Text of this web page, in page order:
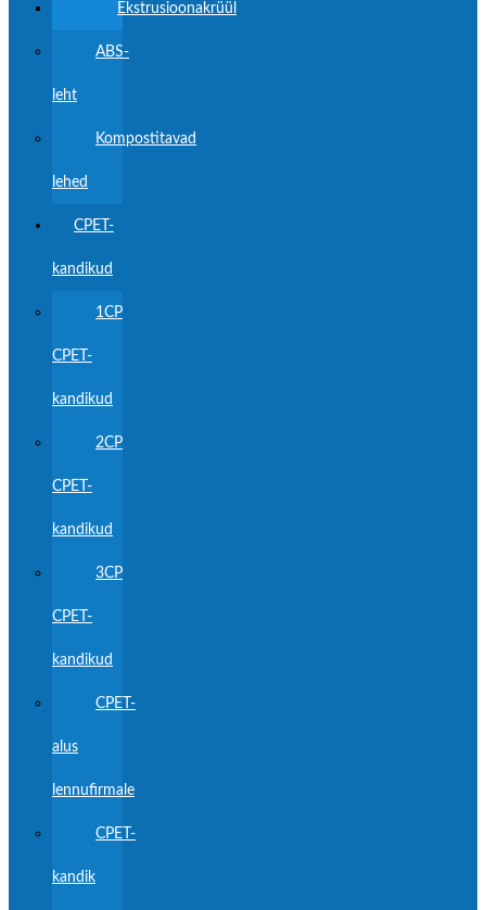
Ekstrusioonakrüül
ABS-
leht
Kompostitavad
lehed
CPET-
kandikud
1CP
CPET-
kandikud
2CP
CPET-
kandikud
3CP
CPET-
kandikud
CPET-
alus
lennufirmale
CPET-
kandik